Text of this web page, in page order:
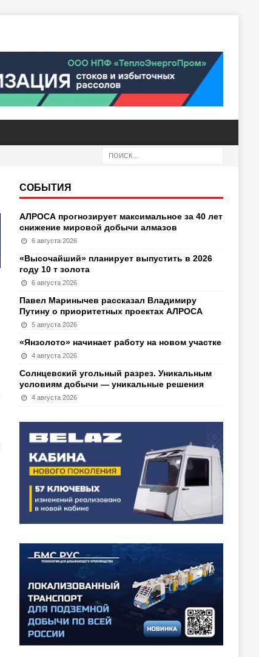
СОБЫТИЯ
АЛРОСА прогнозирует максимальное за 40 лет
снижение мировой добычи алмазов
6 августа 2026
«Высочайший» планирует выпустить в 2026
году 10 т золота
6 августа 2026
Павел Маринычев рассказал Владимиру
Путину о приоритетных проектах АЛРОСА
5 августа 2026
«Янзолото» начинает работу на новом участке
4 августа 2026
Солнцевский угольный разрез. Уникальным
условиям добычи — уникальные решения
4 августа 2026